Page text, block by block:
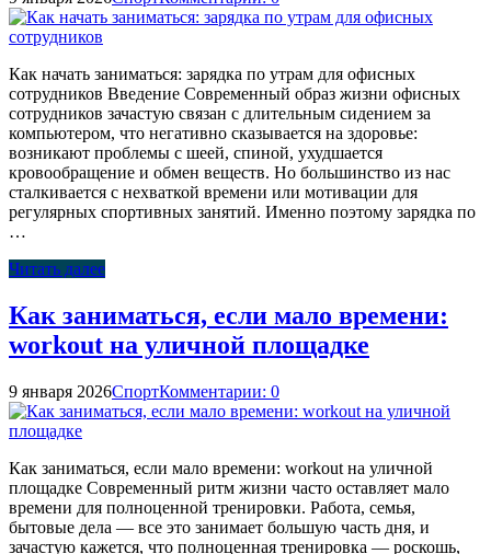
Как начать заниматься: зарядка по утрам для офисных
сотрудников Введение Современный образ жизни офисных
сотрудников зачастую связан с длительным сидением за
компьютером, что негативно сказывается на здоровье:
возникают проблемы с шеей, спиной, ухудшается
кровообращение и обмен веществ. Но большинство из нас
сталкивается с нехваткой времени или мотивации для
регулярных спортивных занятий. Именно поэтому зарядка по
…
Читать далее
Как заниматься, если мало времени:
workout на уличной площадке
9 января 2026СпортКомментарии: 0
Как заниматься, если мало времени: workout на уличной
площадке Современный ритм жизни часто оставляет мало
времени для полноценной тренировки. Работа, семья,
бытовые дела — все это занимает большую часть дня, и
зачастую кажется, что полноценная тренировка — роскошь,